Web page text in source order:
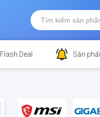
Flash Deal Sản